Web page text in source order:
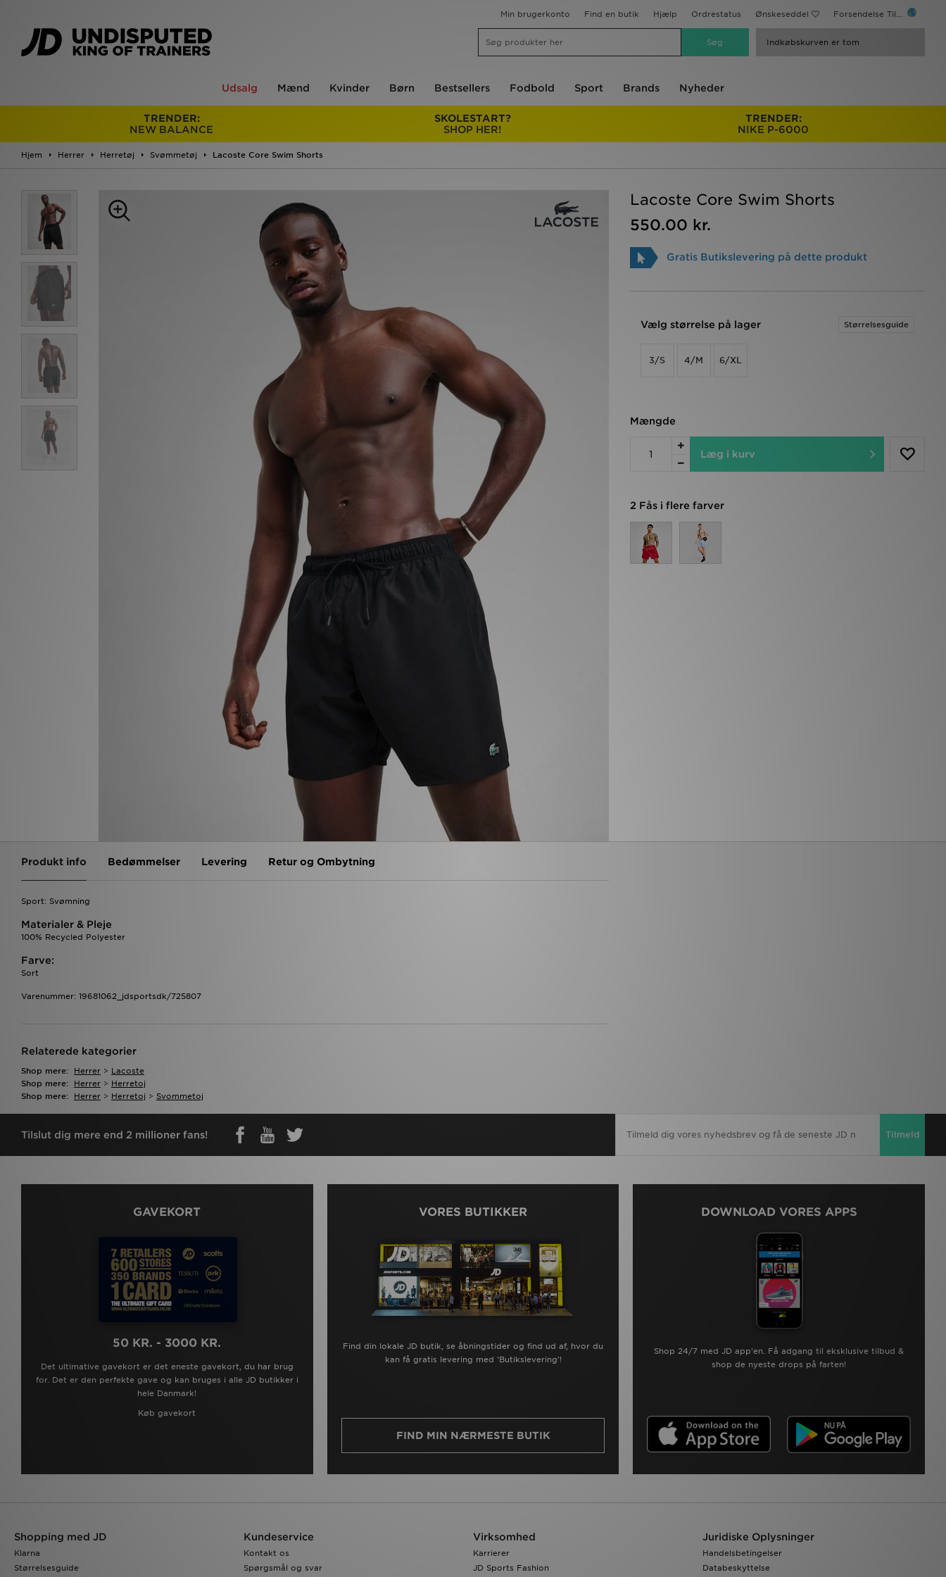
Min brugerkonto Find en butik Hjælp Ordrestatus Ønskeseddel Forsendelse Til...
Indkøbskurven er tom
Udsalg Mænd Kvinder Børn Bestsellers Fodbold Sport Brands Nyheder
TRENDER:
NEW BALANCE
SKOLESTART?
SHOP HER!
TRENDER:
NIKE P-6000
Hjem Herrer Herretøj Svømmetøj Lacoste Core Swim Shorts
Lacoste Core Swim Shorts
550.00 kr.
Gratis Butikslevering på dette produkt
Vælg størrelse på lager Størrelsesguide
3/S 4/M 6/XL
Mængde
Læg i kurv
2 Fås i flere farver
Produkt info Bedømmelser Levering Retur og Ombytning
Sport: Svømning
Materialer & Pleje
100% Recycled Polyester
Farve:
Sort
Varenummer: 19681062_jdsportsdk/725807
Relaterede kategorier
Shop mere: Herrer > Lacoste
Shop mere:
Herrer > Herretoj
Shop mere:
Herrer > Herretoj > Svommetoj
Tilslut dig mere end 2 millioner fans! Tilmeld
GAVEKORT
50 KR. - 3000 KR.
Det ultimative gavekort er det eneste gavekort, du har brug
for. Det er den perfekte gave og kan bruges i alle JD butikker i
hele Danmark!
Køb gavekort
VORES BUTIKKER
Find din lokale JD butik, se åbningstider og find ud af, hvor du
kan få gratis levering med 'Butikslevering'!
FIND MIN NÆRMESTE BUTIK
DOWNLOAD VORES APPS
Shop 24/7 med JD app'en. Få adgang til eksklusive tilbud &
shop de nyeste drops på farten!
Shopping med JD
Klarna
Størrelsesguide
Kundeservice
Kontakt os
Spørgsmål og svar
Virksomhed
Karrierer
JD Sports Fashion
Juridiske Oplysninger
Handelsbetingelser
Databeskyttelse